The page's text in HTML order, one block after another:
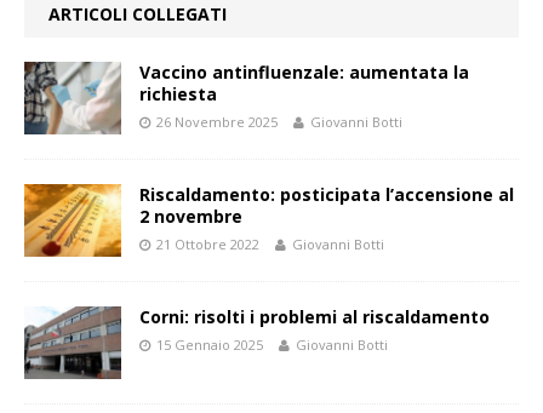
ARTICOLI COLLEGATI
Vaccino antinfluenzale: aumentata la
richiesta
26 Novembre 2025 Giovanni Botti
Riscaldamento: posticipata l’accensione al
2 novembre
21 Ottobre 2022 Giovanni Botti
Corni: risolti i problemi al riscaldamento
15 Gennaio 2025 Giovanni Botti